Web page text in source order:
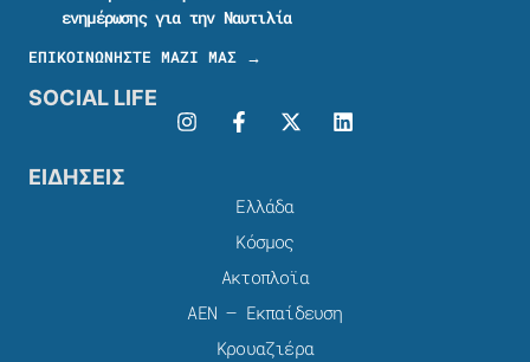
ενημέρωσης για την Ναυτιλία
ΕΠΙΚΟΙΝΩΝΗΣΤΕ ΜΑΖΙ ΜΑΣ →
SOCIAL LIFE
ΕΙΔΗΣΕΙΣ
Ελλάδα
Κόσμος
Ακτοπλοϊα
ΑΕΝ – Εκπαίδευση
Κρουαζιέρα